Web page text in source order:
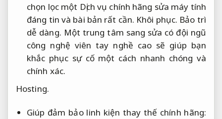
chọn lọc một Dịch vụ chính hãng sửa máy tính
đáng tin và bài bản rất cần. Khôi phục. Bảo trì
dễ dàng. Một trung tâm sang sửa có đội ngũ
công nghệ viên tay nghề cao sẽ giúp bạn
khắc phục sự cố một cách nhanh chóng và
chính xác.
Hosting.
Giúp đảm bảo linh kiện thay thế chính hãng: